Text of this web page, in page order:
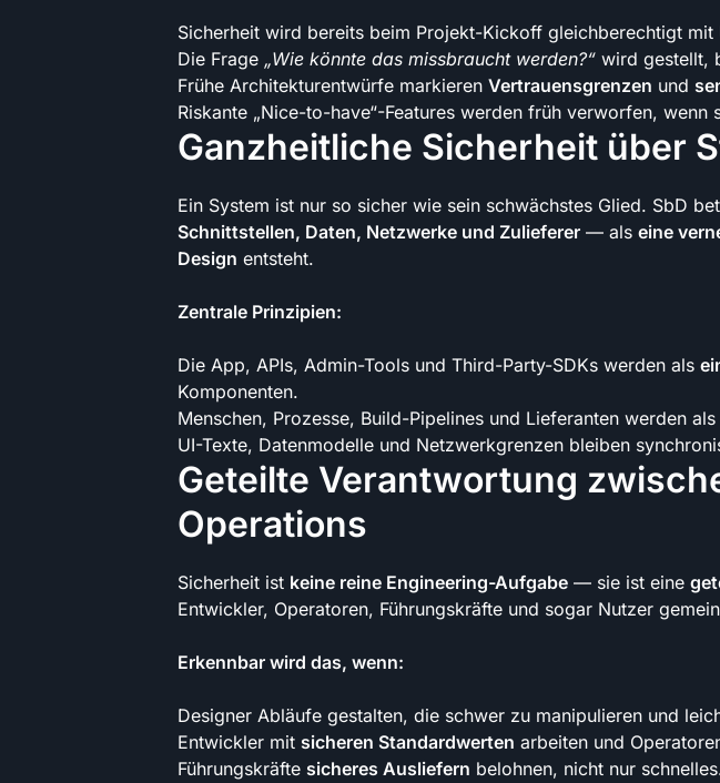
Sicherheit wird bereits beim Projekt-Kickoff gleichberechtigt mit
Die Frage „Wie könnte das missbraucht werden?“ wird gestellt,
Frühe Architekturentwürfe markieren Vertrauensgrenzen und
Riskante „Nice-to-have“-Features werden früh verworfen,
Ganzheitliche Sicherheit über
Ein System ist nur so sicher wie sein schwächstes Glied. SbD
Schnittstellen, Daten, Netzwerke und Zulieferer — als eine
Design entsteht.
Zentrale Prinzipien:
Die App, APIs, Admin-Tools und Third-Party-SDKs werden als
Komponenten.
Menschen, Prozesse, Build-Pipelines und Lieferanten werden
UI-Texte, Datenmodelle und Netzwerkgrenzen bleiben
Geteilte Verantwortung
Operations
Sicherheit ist keine reine Engineering-Aufgabe — sie ist eine
Entwickler, Operatoren, Führungskräfte und sogar Nutzer
Erkennbar wird das, wenn:
Designer Abläufe gestalten, die schwer zu manipulieren und
Entwickler mit sicheren Standardwerten arbeiten und
Führungskräfte sicheres Ausliefern belohnen, nicht nur